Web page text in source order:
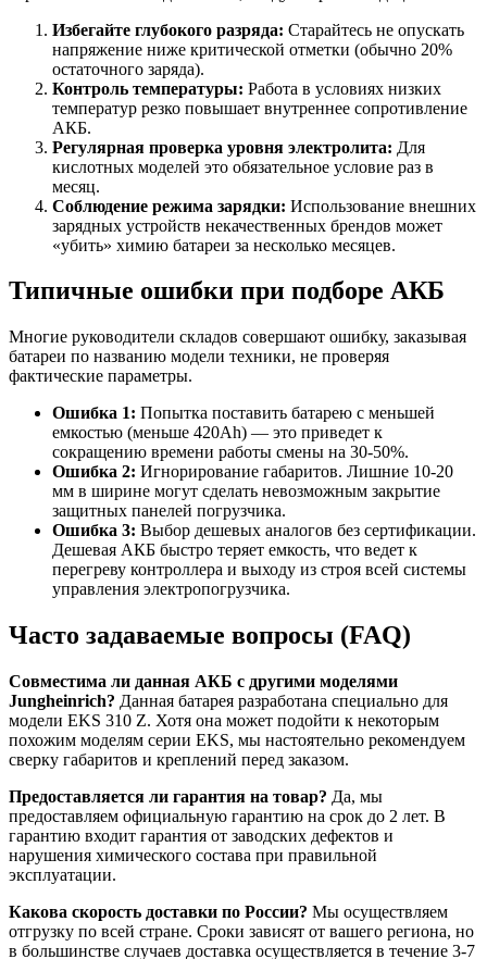
Избегайте глубокого разряда: Старайтесь не опускать
напряжение ниже критической отметки (обычно 20%
остаточного заряда).
Контроль температуры: Работа в условиях низких
температур резко повышает внутреннее сопротивление
АКБ.
Регулярная проверка уровня электролита: Для
кислотных моделей это обязательное условие раз в
месяц.
Соблюдение режима зарядки: Использование внешних
зарядных устройств некачественных брендов может
«убить» химию батареи за несколько месяцев.
Типичные ошибки при подборе АКБ
Многие руководители складов совершают ошибку, заказывая
батареи по названию модели техники, не проверяя
фактические параметры.
Ошибка 1: Попытка поставить батарею с меньшей
емкостью (меньше 420Ah) — это приведет к
сокращению времени работы смены на 30-50%.
Ошибка 2: Игнорирование габаритов. Лишние 10-20
мм в ширине могут сделать невозможным закрытие
защитных панелей погрузчика.
Ошибка 3: Выбор дешевых аналогов без сертификации.
Дешевая АКБ быстро теряет емкость, что ведет к
перегреву контроллера и выходу из строя всей системы
управления электропогрузчика.
Часто задаваемые вопросы (FAQ)
Совместима ли данная АКБ с другими моделями
Jungheinrich? Данная батарея разработана специально для
модели EKS 310 Z. Хотя она может подойти к некоторым
похожим моделям серии EKS, мы настоятельно рекомендуем
сверку габаритов и креплений перед заказом.
Предоставляется ли гарантия на товар? Да, мы
предоставляем официальную гарантию на срок до 2 лет. В
гарантию входит гарантия от заводских дефектов и
нарушения химического состава при правильной
эксплуатации.
Какова скорость доставки по России? Мы осуществляем
отгрузку по всей стране. Сроки зависят от вашего региона, но
в большинстве случаев доставка осуществляется в течение 3-7